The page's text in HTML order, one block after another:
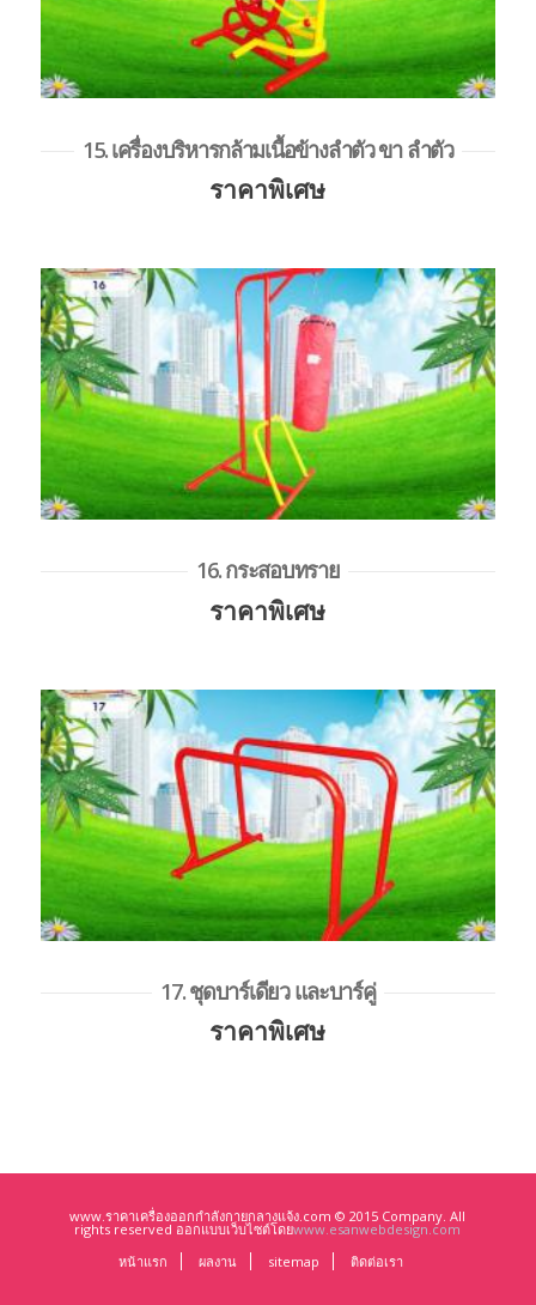
15. เครื่องบริหารกล้ามเนื้อข้างลำตัว ขา ลำตัว
ราคาพิเศษ
16. กระสอบทราย
ราคาพิเศษ
17. ชุดบาร์เดียว และบาร์คู่
ราคาพิเศษ
www.ราคาเครื่องออกกำลังกายกลางแจ้ง.com © 2015 Company. All
rights reserved ออกแบบเว็บไซต์โดยwww.esanwebdesign.com
หน้าแรก
ผลงาน sitemap ติดต่อเรา